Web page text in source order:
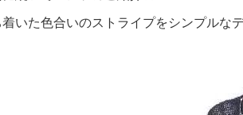
いた色合いのストライプをシンプルな